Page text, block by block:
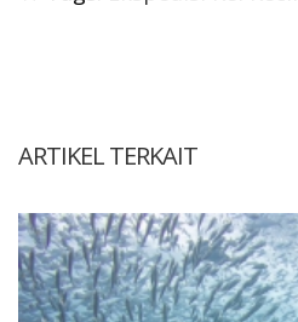
ARTIKEL TERKAIT